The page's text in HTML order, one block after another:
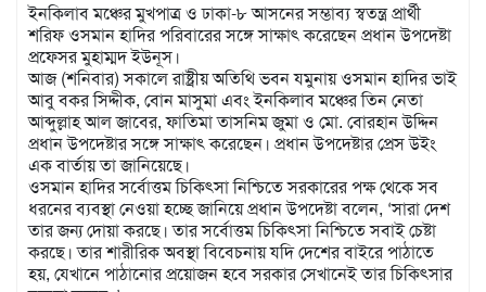
লাইফস্টাইল
ইনকিলাব মঞ্চের মুখপাত্র ও ঢাকা-৮ আসনের সম্ভাব্য স্বতন্ত্র প্রার্থী
শরিফ ওসমান হাদির পরিবারের সঙ্গে সাক্ষাৎ করেছেন প্রধান উপদেষ্টা
প্রফেসর মুহাম্মদ ইউনূস।
আজ (শনিবার) সকালে রাষ্ট্রীয় অতিথি ভবন যমুনায় ওসমান হাদির ভাই
আবু বকর সিদ্দীক, বোন মাসুমা এবং ইনকিলাব মঞ্চের তিন নেতা
আব্দুল্লাহ আল জাবের, ফাতিমা তাসনিম জুমা ও মো. বোরহান উদ্দিন
প্রধান উপদেষ্টার সঙ্গে সাক্ষাৎ করেছেন। প্রধান উপদেষ্টার প্রেস উইং
এক বার্তায় তা জানিয়েছে।
ওসমান হাদির সর্বোত্তম চিকিৎসা নিশ্চিতে সরকারের পক্ষ থেকে সব
ধরনের ব্যবস্থা নেওয়া হচ্ছে জানিয়ে প্রধান উপদেষ্টা বলেন, ‘সারা দেশ
তার জন্য দোয়া করছে। তার সর্বোত্তম চিকিৎসা নিশ্চিতে সবাই চেষ্টা
করছে। তার শারীরিক অবস্থা বিবেচনায় যদি দেশের বাইরে পাঠাতে
হয়, যেখানে পাঠানোর প্রয়োজন হবে সরকার সেখানেই তার চিকিৎসার